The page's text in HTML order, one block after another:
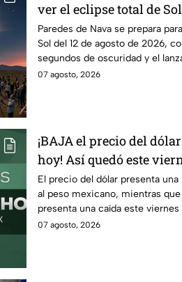
ver el eclipse total de
agosto
Paredes de Nava se prepara
Sol del 12 de agosto de 2026,
segundos de oscuridad y el
sonda.
07 agosto, 2026
¡BAJA el precio del
hoy! Así quedó este
2026
El precio del dólar presenta
al peso mexicano, mientras
presenta una caída este
07 agosto, 2026